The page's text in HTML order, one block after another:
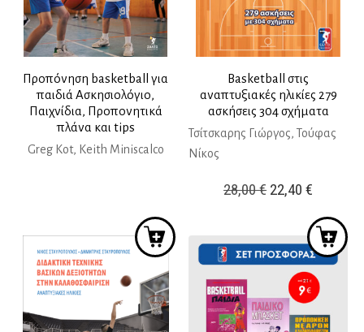
Προπόνηση basketball για
παιδιά Aσκησιολόγιο,
Παιχνίδια, Προπονητικά
πλάνα και tips
Greg Kot, Keith Miniscalco
Basketball στις
αναπτυξιακές ηλικίες 279
ασκήσεις 304 σχήματα
Τσίτσκαρης Γιώργος, Τούφας
Νίκος
28,00€ Original
28,00 €.
22,40€
τιμή
είναι:
22,40 €.